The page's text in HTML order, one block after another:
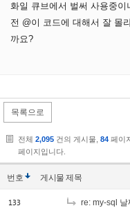
화일 큐브에서 벌써 사용중이
전 @이 코드에 대해서 잘 몰
까요?
목록으로
전체 2,095 건의 게시물, 84 페이
페이지입니다.
번호 게시물제목
133 re: my-sql 날짜를 ms-